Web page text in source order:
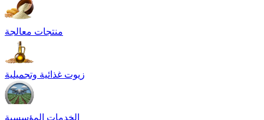
منتجات معالجة
زيوت غذائية وتجميلية
الخدمات المؤسسية